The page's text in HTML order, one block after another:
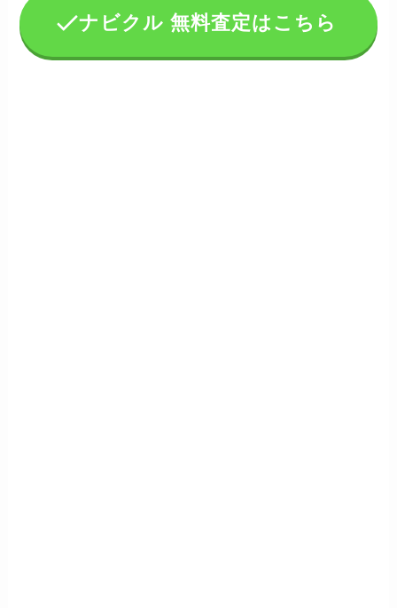
ナビクル 無料査定はこちら